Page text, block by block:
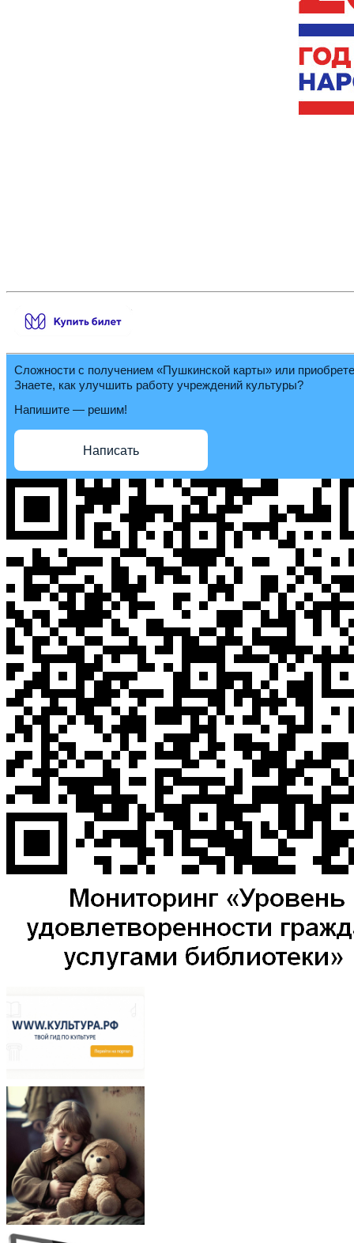
Сложности с получением «Пушкинской карты» или
Знаете, как улучшить работу учреждений культуры?
Напишите — решим!
Написать